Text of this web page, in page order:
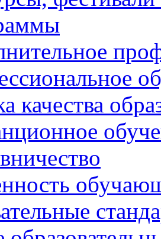
качества